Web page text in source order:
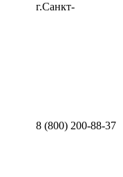
г.Санкт-
8 (800) 200-88-37